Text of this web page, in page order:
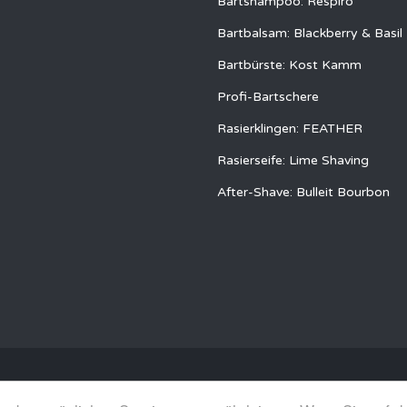
Bartbalsam: Blackberry & Basil
Bartbürste: Kost Kamm
Profi-Bartschere
Rasierklingen: FEATHER
Rasierseife: Lime Shaving
After-Shave: Bulleit Bourbon